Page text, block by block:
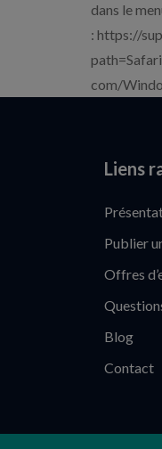
dans le
: https://
com/
Liens
Publier
Offres
Blog
Contact